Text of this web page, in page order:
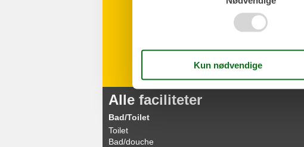
Alle faciliteter
Bad/Toilet
Toilet
Bad/douche